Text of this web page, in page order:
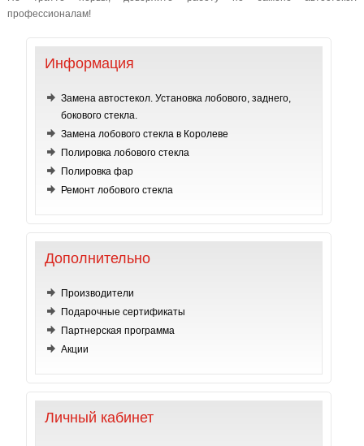
профессионалам!
Информация
Замена автостекол. Установка лобового, заднего,
бокового стекла.
Замена лобового стекла в Королеве
Полировка лобового стекла
Полировка фар
Ремонт лобового стекла
Дополнительно
Производители
Подарочные сертификаты
Партнерская программа
Акции
Личный кабинет